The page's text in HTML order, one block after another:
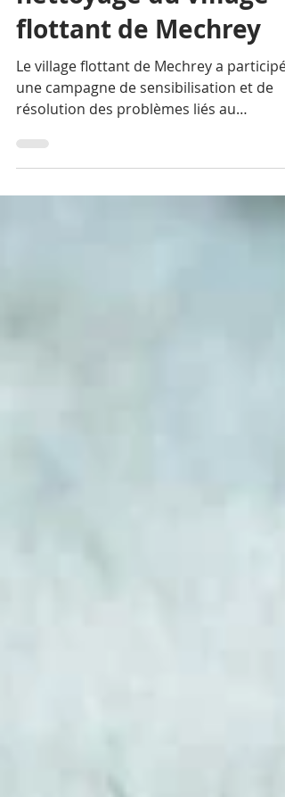
campagne de
nettoyage du village
flottant de Mechrey
Le village flottant de Mechrey a participé
une campagne de sensibilisation et de